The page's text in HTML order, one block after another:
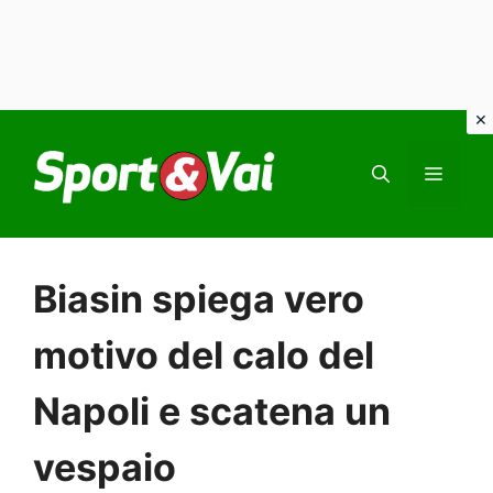
contenuto
Biasin spiega vero
motivo del calo del
Napoli e scatena un
vespaio